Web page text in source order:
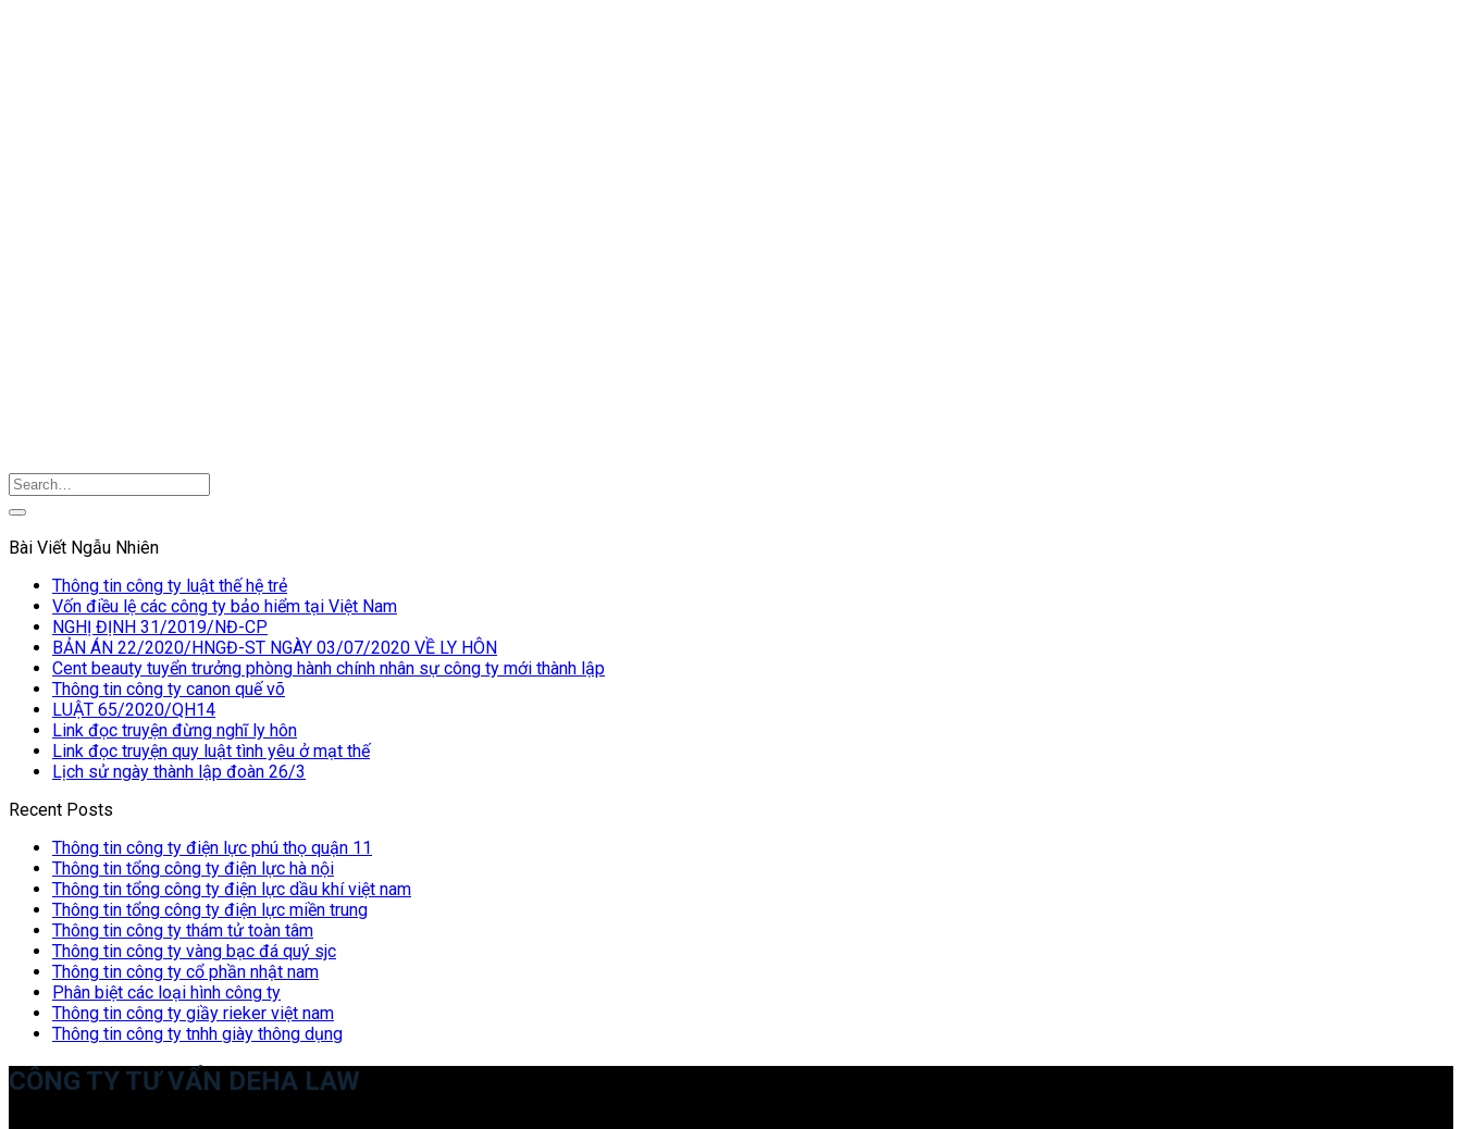
Bài Viết Ngẫu Nhiên
Thông tin công ty luật thế hệ trẻ
Vốn điều lệ các công ty bảo hiểm tại Việt Nam
NGHỊ ĐỊNH 31/2019/NĐ-CP
BẢN ÁN 22/2020/HNGĐ-ST NGÀY 03/07/2020 VỀ LY HÔN
Cent beauty tuyển trưởng phòng hành chính nhân sự công ty mới thành lập
Thông tin công ty canon quế võ
LUẬT 65/2020/QH14
Link đọc truyện đừng nghĩ ly hôn
Link đọc truyện quy luật tình yêu ở mạt thế
Lịch sử ngày thành lập đoàn 26/3
Recent Posts
Thông tin công ty điện lực phú thọ quận 11
Thông tin tổng công ty điện lực hà nội
Thông tin tổng công ty điện lực dầu khí việt nam
Thông tin tổng công ty điện lực miền trung
Thông tin công ty thám tử toàn tâm
Thông tin công ty vàng bạc đá quý sjc
Thông tin công ty cổ phần nhật nam
Phân biệt các loại hình công ty
Thông tin công ty giầy rieker việt nam
Thông tin công ty tnhh giày thông dụng
CÔNG TY TƯ VẤN DEHA LAW